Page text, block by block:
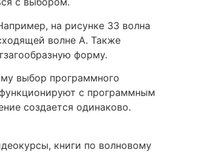
на рисунке 33 волна
волне А. Также
форму.
выбор программного
с программным
создается одинаково.
книги по волновому